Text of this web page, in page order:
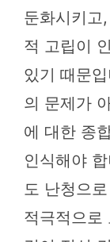
둔화시키고
적 고립이
있기 때문
의 문제가
에 대한 종
인식해야
도 난청으
적극적으로